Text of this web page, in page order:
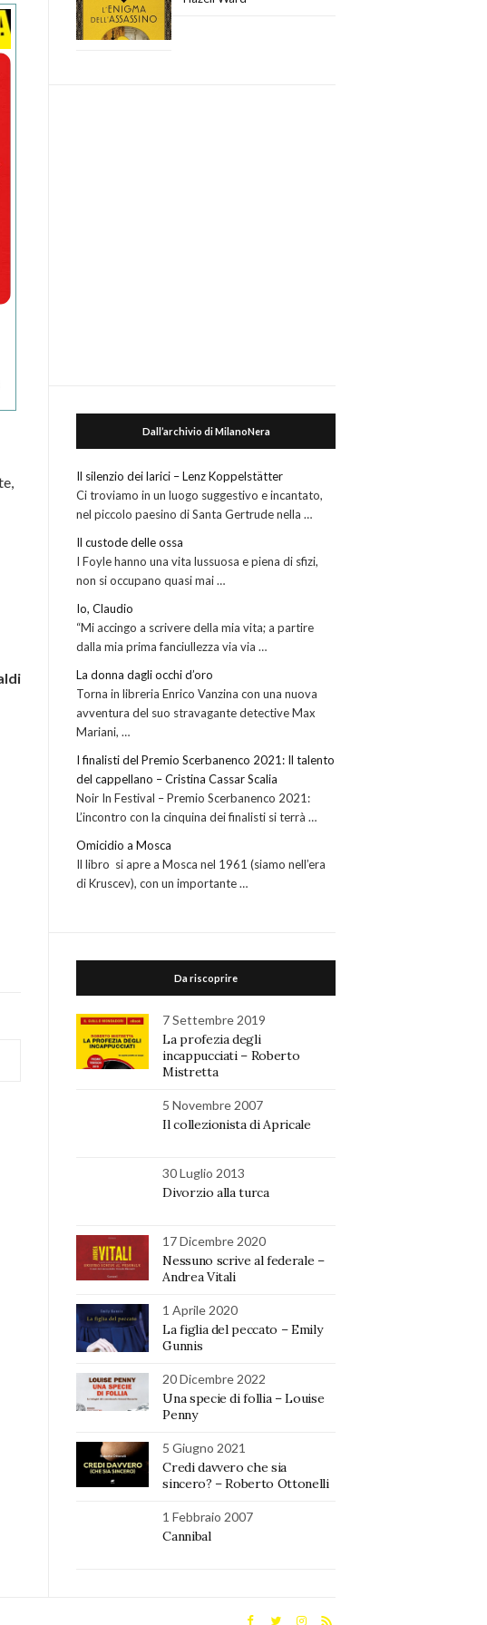
Dall’archivio di MilanoNera
Il silenzio dei larici – Lenz Koppelstätter
Ci troviamo in un luogo suggestivo e incantato,
nel piccolo paesino di Santa Gertrude nella …
Il custode delle ossa
I Foyle hanno una vita lussuosa e piena di sfizi,
non si occupano quasi mai …
Io, Claudio
“Mi accingo a scrivere della mia vita; a partire
dalla mia prima fanciullezza via via …
La donna dagli occhi d’oro
Torna in libreria Enrico Vanzina con una nuova
avventura del suo stravagante detective Max
Mariani, …
I finalisti del Premio Scerbanenco 2021: Il talento
del cappellano – Cristina Cassar Scalia
Noir In Festival – Premio Scerbanenco 2021:
L’incontro con la cinquina dei finalisti si terrà …
Omicidio a Mosca
Il libro si apre a Mosca nel 1961 (siamo nell’era
di Kruscev), con un importante …
Da riscoprire
7 Settembre 2019
La profezia degli
incappucciati – Roberto
Mistretta
5 Novembre 2007
Il collezionista di Apricale
30 Luglio 2013
Divorzio alla turca
17 Dicembre 2020
Nessuno scrive al federale –
Andrea Vitali
1 Aprile 2020
La figlia del peccato – Emily
Gunnis
20 Dicembre 2022
Una specie di follia – Louise
Penny
5 Giugno 2021
Credi davvero che sia
sincero? – Roberto Ottonelli
1 Febbraio 2007
Cannibal